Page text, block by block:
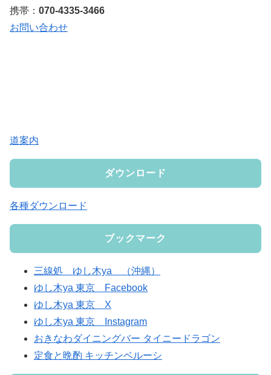
携帯： 070-4335-3466
お問い合わせ
道案内
ダウンロード
各種ダウンロード
ブックマーク
三線処 ゆし木ya （沖縄）
ゆし木ya 東京 Facebook
ゆし木ya 東京 X
ゆし木ya 東京 Instagram
おきなわダイニングバー タイニードラゴン
定食と晩酌 キッチンベルーシ